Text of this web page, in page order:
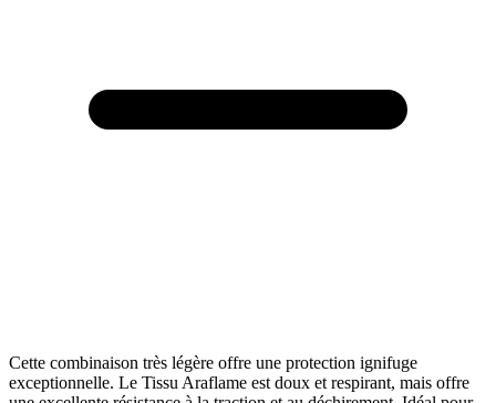
Cette combinaison très légère offre une protection ignifuge
exceptionnelle. Le Tissu Araflame est doux et respirant, mais offre